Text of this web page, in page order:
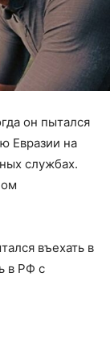
он пытался
Евразии на
службах.
въехать в
в РФ с